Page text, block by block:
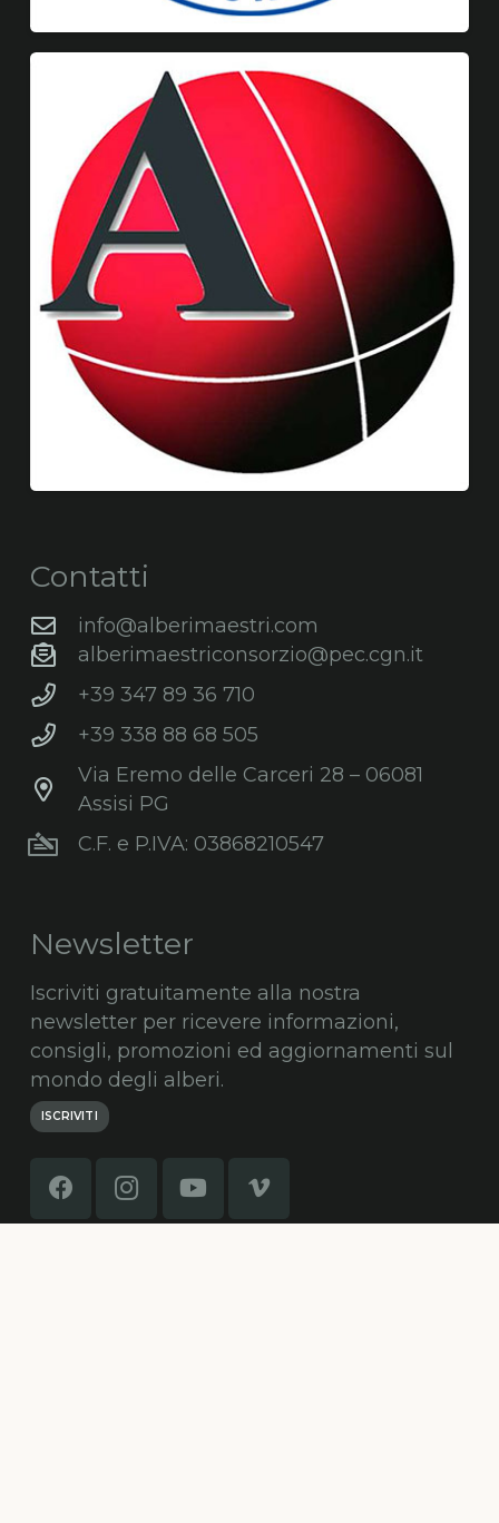
Contatti
info@alberimaestri.com
alberimaestriconsorzio@pec.cgn.it
+39 347 89 36 710
+39 338 88 68 505
Via Eremo delle Carceri 28 – 06081
Assisi PG
C.F. e P.IVA: 03868210547
Newsletter
Iscriviti gratuitamente alla nostra
newsletter per ricevere informazioni,
consigli, promozioni ed aggiornamenti sul
mondo degli alberi.
ISCRIVITI